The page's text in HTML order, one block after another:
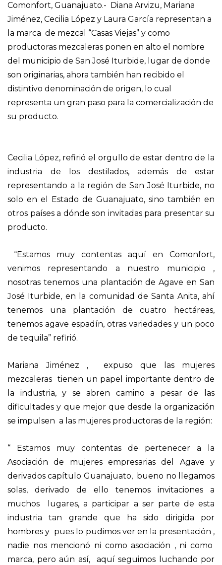
Comonfort, Guanajuato.- Diana Arvizu, Mariana
Jiménez, Cecilia López y Laura García representan a
la marca de mezcal “Casas Viejas” y como
productoras mezcaleras ponen en alto el nombre
del municipio de San José Iturbide, lugar de donde
son originarias, ahora también han recibido el
distintivo denominación de origen, lo cual
representa un gran paso para la comercialización de
su producto.
Cecilia López, refirió el orgullo de estar dentro de la
industria de los destilados, además de estar
representando a la región de San José Iturbide, no
solo en el Estado de Guanajuato, sino también en
otros países a dónde son invitadas para presentar su
producto.
“Estamos muy contentas aquí en Comonfort,
venimos representando a nuestro municipio ,
nosotras tenemos una plantación de Agave en San
José Iturbide, en la comunidad de Santa Anita, ahí
tenemos una plantación de cuatro hectáreas,
tenemos agave espadín, otras variedades y un poco
de tequila” refirió.
Mariana Jiménez , expuso que las mujeres
mezcaleras tienen un papel importante dentro de
la industria, y se abren camino a pesar de las
dificultades y que mejor que desde la organización
se impulsen a las mujeres productoras de la región:
“ Estamos muy contentas de pertenecer a la
Asociación de mujeres empresarias del Agave y
derivados capítulo Guanajuato, bueno no llegamos
solas, derivado de ello tenemos invitaciones a
muchos lugares, a participar a ser parte de esta
industria tan grande que ha sido dirigida por
hombres y pues lo pudimos ver en la presentación ,
nadie nos mencionó ni como asociación , ni como
marca, pero aún así, aquí seguimos luchando por